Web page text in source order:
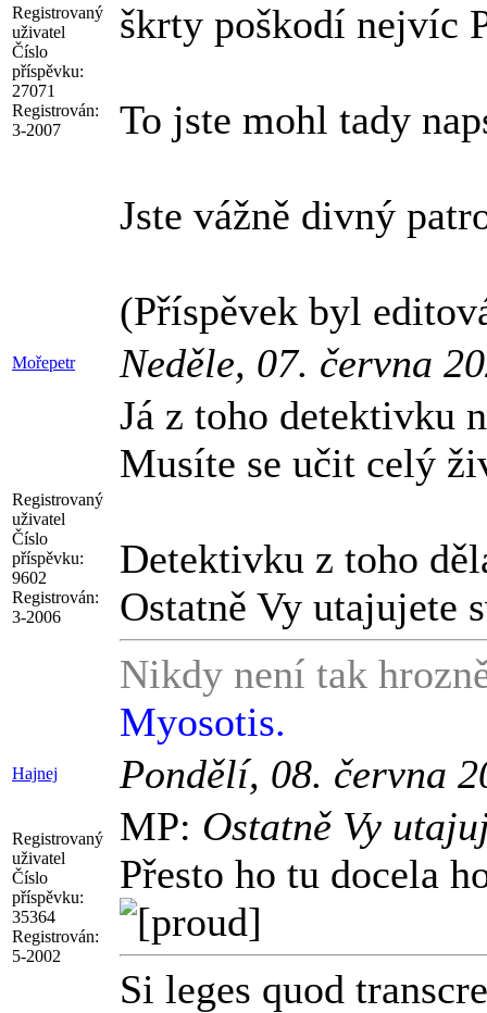
Registrovaný
uživatel
Číslo
příspěvku:
27071
Registrován:
3-2007
škrty poškodí nejvíc
To jste mohl tady
Jste vážně divný
(Příspěvek byl
Mořepetr Neděle, 07. června
Registrovaný
uživatel
Číslo
příspěvku:
9602
Registrován:
3-2006
Já z toho detektivku
Musíte se učit celý
Detektivku z toho
Ostatně Vy utajujete
Nikdy není tak
Myosotis.
Hajnej Pondělí, 08. června
Registrovaný
uživatel
Číslo
příspěvku:
35364
Registrován:
5-2002
MP: Ostatně Vy
Přesto ho tu docela
Si leges quod